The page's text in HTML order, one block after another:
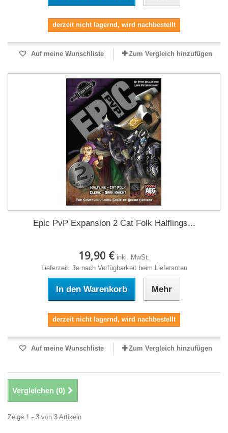
derzeit nicht lagernd, wird nachbestellt
Auf meine Wunschliste Zum Vergleich hinzufügen
Epic PvP Expansion 2 Cat Folk Halflings...
19,90 € inkl. MwSt.
Lieferzeit: Je nach Verfügbarkeit beim Lieferanten
In den Warenkorb Mehr
derzeit nicht lagernd, wird nachbestellt
Auf meine Wunschliste Zum Vergleich hinzufügen
Vergleichen (0)
Zeige 1 - 3 von 3 Artikeln